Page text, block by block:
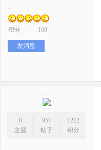
积分 168
发消息
0
主题
951
帖子
1212
积分